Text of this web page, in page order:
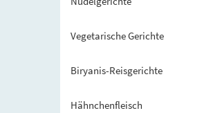
Vegetarische Gerichte
Biryanis-Reisgerichte
Hähnchenfleisch